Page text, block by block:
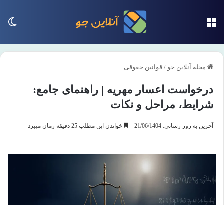
مجله آنلاین جو / قوانین حقوقی
درخواست اعسار مهریه | راهنمای جامع:
شرایط، مراحل و نکات
آخرین به روز رسانی: 21/06/1404 خواندن این مطلب 25 دقیقه زمان میبرد